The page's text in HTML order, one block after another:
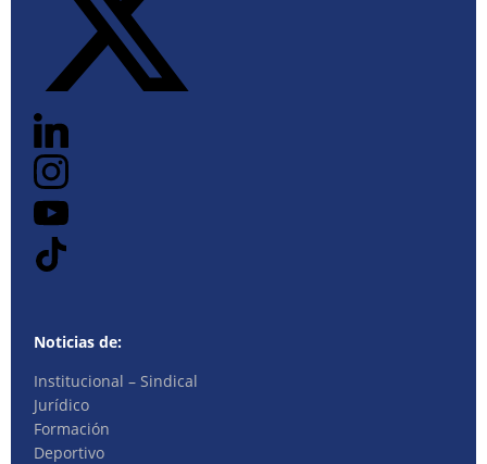
Noticias de:
Institucional – Sindical
Jurídico
Formación
Deportivo